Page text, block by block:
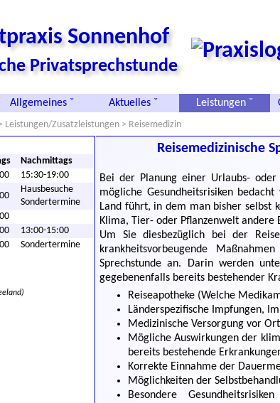
Sonnenhof
Privatsprechstunde
Allgemeines ˇ Aktuelles ˇ Leistungen ˇ
Leistungen/Zusatzleistungen > Reisemedizin
Nachmittags
15:30-19:00
Hausbesuche
Sondertermine
13:00-15:00
Sondertermine
Reisemedizinische
Bei der Planung einer Urlaubs-
mögliche Gesundheitsrisiken
Land führt, in dem man bisher selbst
Klima, Tier- oder Pflanzenwelt
Um Sie diesbezüglich bei der
krankheitsvorbeugende
Sprechstunde an. Darin werden
gegebenenfalls bereits bestehender
Reiseapotheke (Welche
Länderspezifische Impfungen,
Medizinische Versorgung vor
Mögliche Auswirkungen der
bereits bestehende
Korrekte Einnahme der
Möglichkeiten der
Besondere